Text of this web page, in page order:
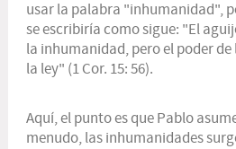
usar la palabra "inhumanidad",
se escribiría como sigue: "El
la inhumanidad, pero el poder
la ley" (1 Cor. 15: 56).
Aquí, el punto es que Pablo
menudo, las inhumanidades